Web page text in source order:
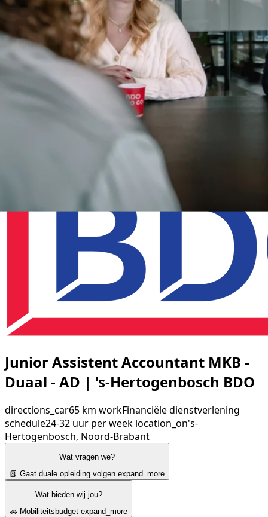
Junior Assistent Accountant MKB -
Duaal - AD | 's-Hertogenbosch BDO
directions_car65 km workFinanciële dienstverlening
schedule24-32 uur per week location_on's-
Hertogenbosch, Noord-Brabant
Wat vragen we?
📗 Gaat duale opleiding volgen expand_more
Wat bieden wij jou?
🚗 Mobiliteitsbudget expand_more